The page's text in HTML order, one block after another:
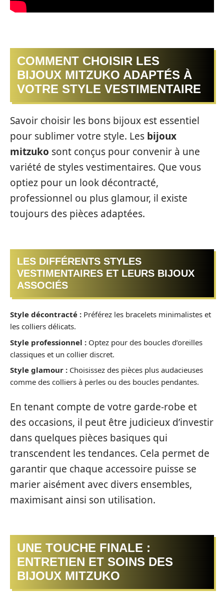
COMMENT CHOISIR LES
BIJOUX MITZUKO ADAPTÉS À
VOTRE STYLE VESTIMENTAIRE
Savoir choisir les bons bijoux est essentiel
pour sublimer votre style. Les bijoux
mitzuko sont conçus pour convenir à une
variété de styles vestimentaires. Que vous
optiez pour un look décontracté,
professionnel ou plus glamour, il existe
toujours des pièces adaptées.
LES DIFFÉRENTS STYLES
VESTIMENTAIRES ET LEURS BIJOUX
ASSOCIÉS
Style décontracté : Préférez les bracelets minimalistes et
les colliers délicats.
Style professionnel : Optez pour des boucles d’oreilles
classiques et un collier discret.
Style glamour : Choisissez des pièces plus audacieuses
comme des colliers à perles ou des boucles pendantes.
En tenant compte de votre garde-robe et
des occasions, il peut être judicieux d’investir
dans quelques pièces basiques qui
transcendent les tendances. Cela permet de
garantir que chaque accessoire puisse se
marier aisément avec divers ensembles,
maximisant ainsi son utilisation.
UNE TOUCHE FINALE :
ENTRETIEN ET SOINS DES
BIJOUX MITZUKO